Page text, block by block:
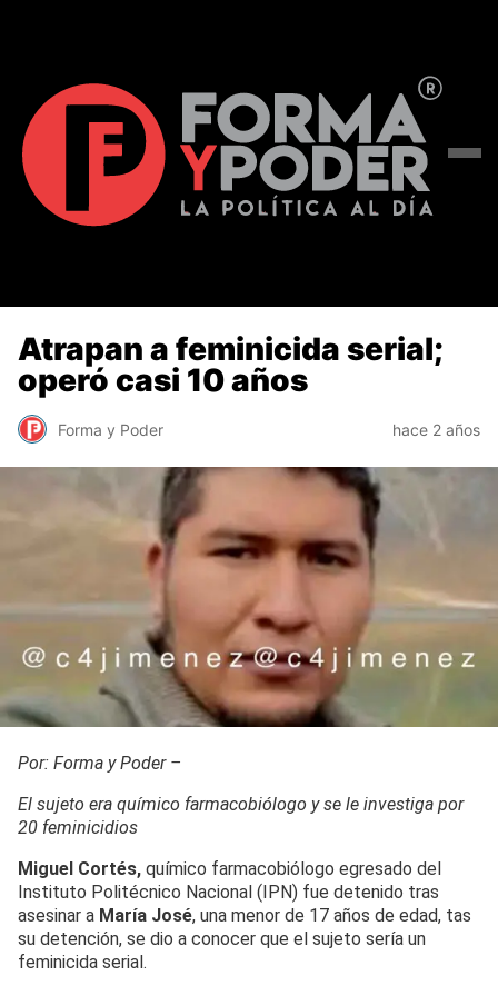
Atrapan a feminicida serial;
operó casi 10 años
Forma y Poder hace 2 años
Por: Forma y Poder –
El sujeto era químico farmacobiólogo y se le investiga por
20 feminicidios
Miguel Cortés, químico farmacobiólogo egresado del
Instituto Politécnico Nacional (IPN) fue detenido tras
asesinar a María José, una menor de 17 años de edad, tas
su detención, se dio a conocer que el sujeto sería un
feminicida serial.